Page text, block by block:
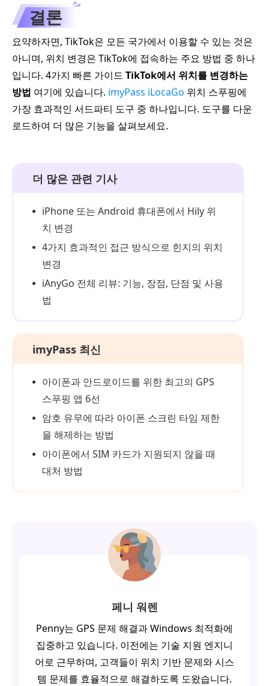
결론
요약하자면, TikTok은 모든 국가에서 이용할 수 있는 것은
아니며, 위치 변경은 TikTok에 접속하는 주요 방법 중 하나
입니다. 4가지 빠른 가이드 TikTok에서 위치를 변경하는
방법 여기에 있습니다. imyPass iLocaGo 위치 스푸핑에
가장 효과적인 서드파티 도구 중 하나입니다. 도구를 다운
로드하여 더 많은 기능을 살펴보세요.
더 많은 관련 기사
iPhone 또는 Android 휴대폰에서 Hily 위
치 변경
4가지 효과적인 접근 방식으로 힌지의 위치
변경
iAnyGo 전체 리뷰: 기능, 장점, 단점 및 사용
법
imyPass 최신
아이폰과 안드로이드를 위한 최고의 GPS
스푸핑 앱 6선
암호 유무에 따라 아이폰 스크린 타임 제한
을 해제하는 방법
아이폰에서 SIM 카드가 지원되지 않을 때
대처 방법
페니 워렌
Penny는 GPS 문제 해결과 Windows 최적화에
집중하고 있습니다. 이전에는 기술 지원 엔지니
어로 근무하며, 고객들이 위치 기반 문제와 시스
템 문제를 효율적으로 해결하도록 도왔습니다.